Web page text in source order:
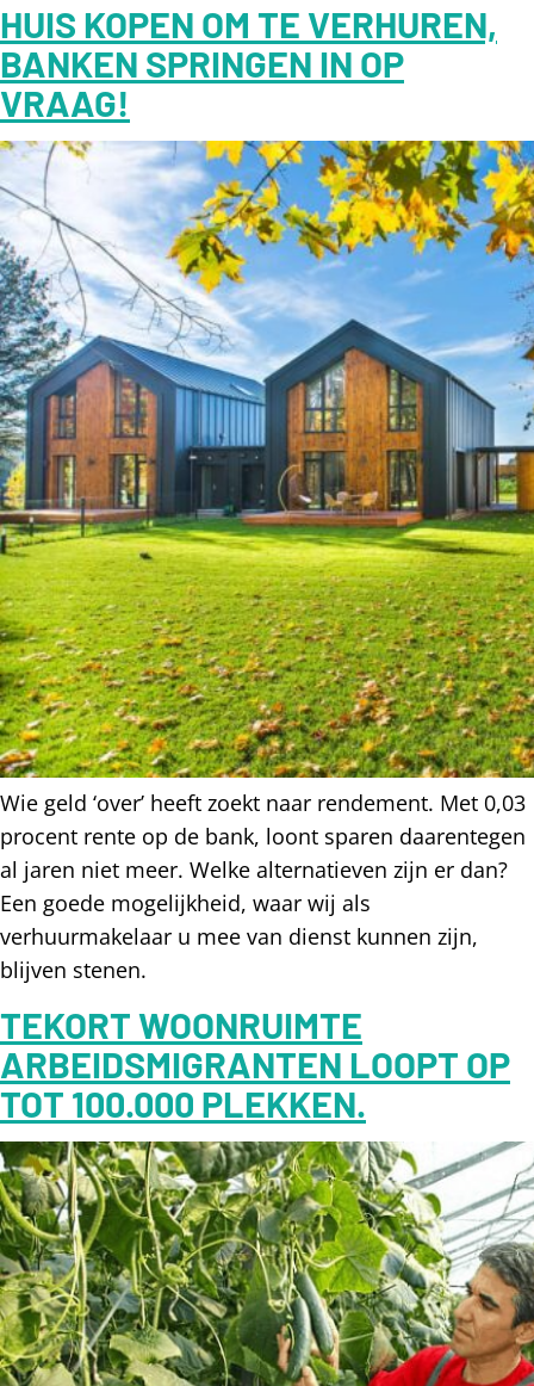
HUIS KOPEN OM TE VERHUREN,
BANKEN SPRINGEN IN OP
VRAAG!
Wie geld ‘over’ heeft zoekt naar rendement. Met 0,03
procent rente op de bank, loont sparen daarentegen
al jaren niet meer. Welke alternatieven zijn er dan?
Een goede mogelijkheid, waar wij als
verhuurmakelaar u mee van dienst kunnen zijn,
blijven stenen.
TEKORT WOONRUIMTE
ARBEIDSMIGRANTEN LOOPT OP
TOT 100.000 PLEKKEN.